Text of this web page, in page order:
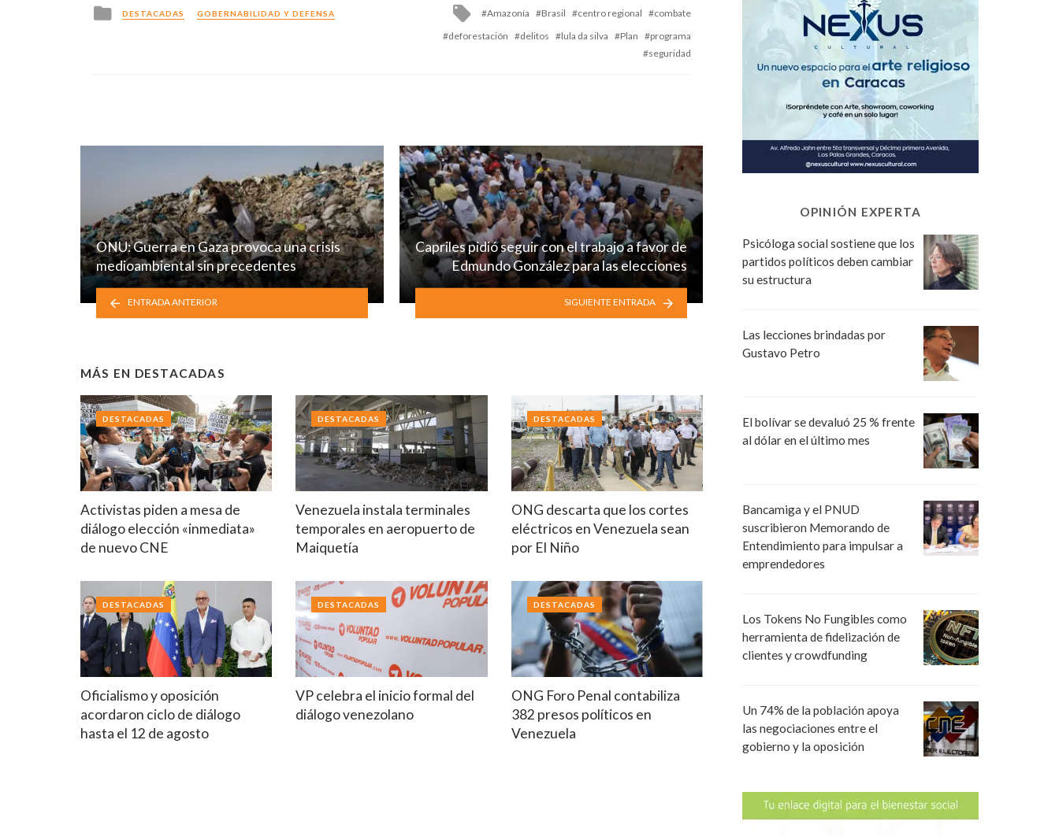
Posted
in
DESTACADAS GOBERNABILIDAD Y DEFENSA
Tagged
with
Amazonía Brasil centro regional
combate
deforestación
delitos lula da silva Plan
programa
seguridad
ONU: Guerra en Gaza provoca una crisis
medioambiental sin precedentes
ENTRADA ANTERIOR
Capriles pidió seguir con el trabajo a favor de
Edmundo González para las elecciones
SIGUIENTE ENTRADA
MÁS EN DESTACADAS
Activistas piden a mesa de
diálogo elección «inmediata»
de nuevo CNE
DESTACADAS
Venezuela instala terminales
temporales en aeropuerto de
Maiquetía
DESTACADAS
ONG descarta que los cortes
eléctricos en Venezuela sean
por El Niño
DESTACADAS
Oficialismo y oposición
acordaron ciclo de diálogo
hasta el 12 de agosto
DESTACADAS
VP celebra el inicio formal del
diálogo venezolano
DESTACADAS
ONG Foro Penal contabiliza
382 presos políticos en
Venezuela
DESTACADAS
OPINIÓN EXPERTA
Psicóloga social sostiene que los
partidos políticos deben cambiar
su estructura
Las lecciones brindadas por
Gustavo Petro
El bolívar se devaluó 25 % frente
al dólar en el último mes
Bancamiga y el PNUD
suscribieron Memorando de
Entendimiento para impulsar a
emprendedores
Los Tokens No Fungibles como
herramienta de fidelización de
clientes y crowdfunding
Un 74% de la población apoya
las negociaciones entre el
gobierno y la oposición